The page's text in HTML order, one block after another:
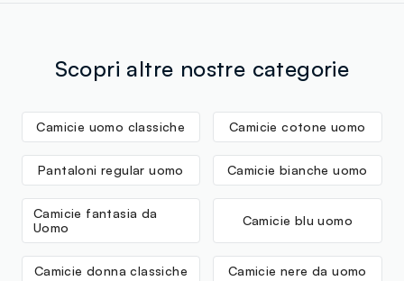
Scopri altre nostre categorie
Camicie uomo classiche Camicie cotone uomo
Pantaloni regular uomo Camicie bianche uomo
Camicie fantasia da
Uomo
Camicie blu uomo
Camicie donna classiche Camicie nere da uomo